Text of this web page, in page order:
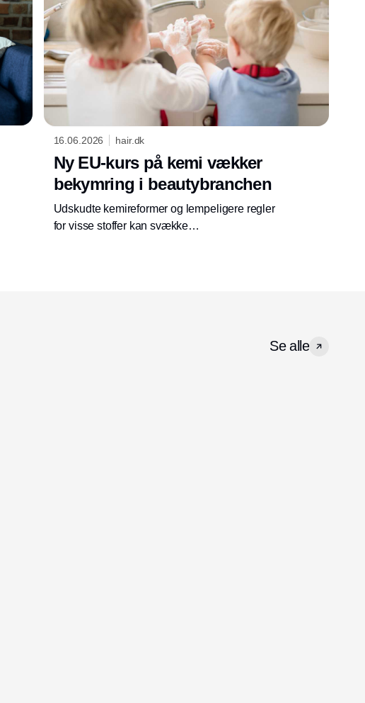
16.06.2026 hair.dk
Ny EU-kurs på kemi vækker
bekymring i beautybranchen
Udskudte kemireformer og lempeligere regler
for visse stoffer kan svække
Se alle